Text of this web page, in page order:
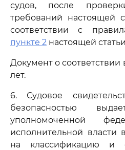
судов, после
требований настоящей
соответствии с
пункте 2 настоящей
Документ о соответствии
лет.
6. Судовое
безопасностью
уполномоченной
исполнительной власти
на классификацию и